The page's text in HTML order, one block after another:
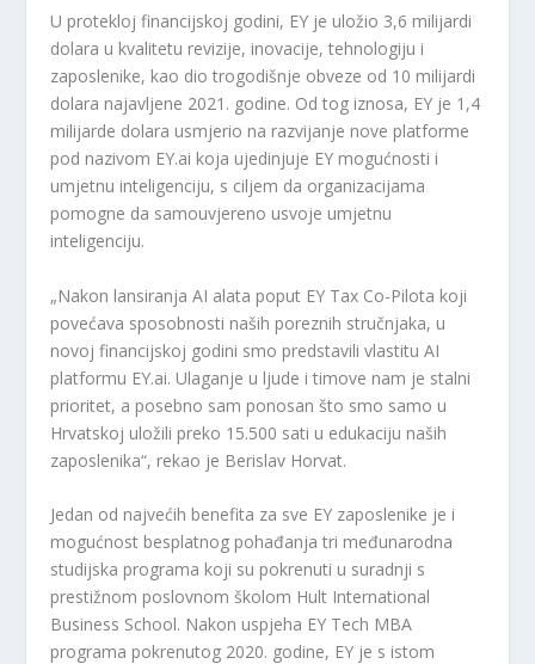
U protekloj financijskoj godini, EY je uložio 3,6 milijardi
dolara u kvalitetu revizije, inovacije, tehnologiju i
zaposlenike, kao dio trogodišnje obveze od 10 milijardi
dolara najavljene 2021. godine. Od tog iznosa, EY je 1,4
milijarde dolara usmjerio na razvijanje nove platforme
pod nazivom EY.ai koja ujedinjuje EY mogućnosti i
umjetnu inteligenciju, s ciljem da organizacijama
pomogne da samouvjereno usvoje umjetnu
inteligenciju.
„Nakon lansiranja AI alata poput EY Tax Co-Pilota koji
povećava sposobnosti naših poreznih stručnjaka, u
novoj financijskoj godini smo predstavili vlastitu AI
platformu EY.ai. Ulaganje u ljude i timove nam je stalni
prioritet, a posebno sam ponosan što smo samo u
Hrvatskoj uložili preko 15.500 sati u edukaciju naših
zaposlenika“, rekao je Berislav Horvat.
Jedan od najvećih benefita za sve EY zaposlenike je i
mogućnost besplatnog pohađanja tri međunarodna
studijska programa koji su pokrenuti u suradnji s
prestižnom poslovnom školom Hult International
Business School. Nakon uspjeha EY Tech MBA
programa pokrenutog 2020. godine, EY je s istom